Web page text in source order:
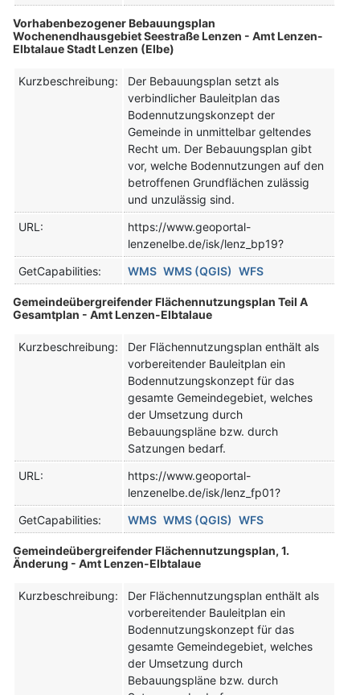
Vorhabenbezogener Bebauungsplan
Wochenendhausgebiet Seestraße Lenzen - Amt Lenzen-
Elbtalaue Stadt Lenzen (Elbe)
Kurzbeschreibung:
Der Bebauungsplan setzt als
verbindlicher Bauleitplan das
Bodennutzungskonzept der
Gemeinde in unmittelbar geltendes
Recht um. Der Bebauungsplan gibt
vor, welche Bodennutzungen auf den
betroffenen Grundflächen zulässig
und unzulässig sind.
URL:
https://www.geoportal-
lenzenelbe.de/isk/lenz_bp19?
GetCapabilities:
WMS WMS (QGIS) WFS
Gemeindeübergreifender Flächennutzungsplan Teil A
Gesamtplan - Amt Lenzen-Elbtalaue
Kurzbeschreibung:
Der Flächennutzungsplan enthält als
vorbereitender Bauleitplan ein
Bodennutzungskonzept für das
gesamte Gemeindegebiet, welches
der Umsetzung durch
Bebauungspläne bzw. durch
Satzungen bedarf.
URL:
https://www.geoportal-
lenzenelbe.de/isk/lenz_fp01?
GetCapabilities:
WMS WMS (QGIS) WFS
Gemeindeübergreifender Flächennutzungsplan, 1.
Änderung - Amt Lenzen-Elbtalaue
Kurzbeschreibung:
Der Flächennutzungsplan enthält als
vorbereitender Bauleitplan ein
Bodennutzungskonzept für das
gesamte Gemeindegebiet, welches
der Umsetzung durch
Bebauungspläne bzw. durch